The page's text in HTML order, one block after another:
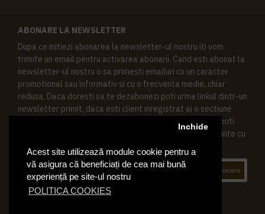
Acest site utilizează module cookie pentru a
vă asigura că beneficiați de cea mai bună
experiență pe site-ul nostru
POLITICA COOKIES
Inchide
ABONARE LA NEWSLETTER
Dupa ce initiezi abonarea la newsletter-ul nostru iti vom
trimite un email pentru activarea abonarii. Cand esti abonat la
newsletter-ul nostru o sa primesti emailuri cu un caracter
promotional sau informativ si cu o frecventa medie, chiar
redusa. Daca doresti sa te dezabonezi poti urma linkul dintr-un
newsletter primit, daca esti client inregistrat ai o sectiune
speciala in contul tau in acest scop, si de asemenea ne poti
contacta oricand pe email pentru orice intrebari sau cerinte cu
Abonare